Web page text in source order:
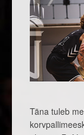
Täna tuleb